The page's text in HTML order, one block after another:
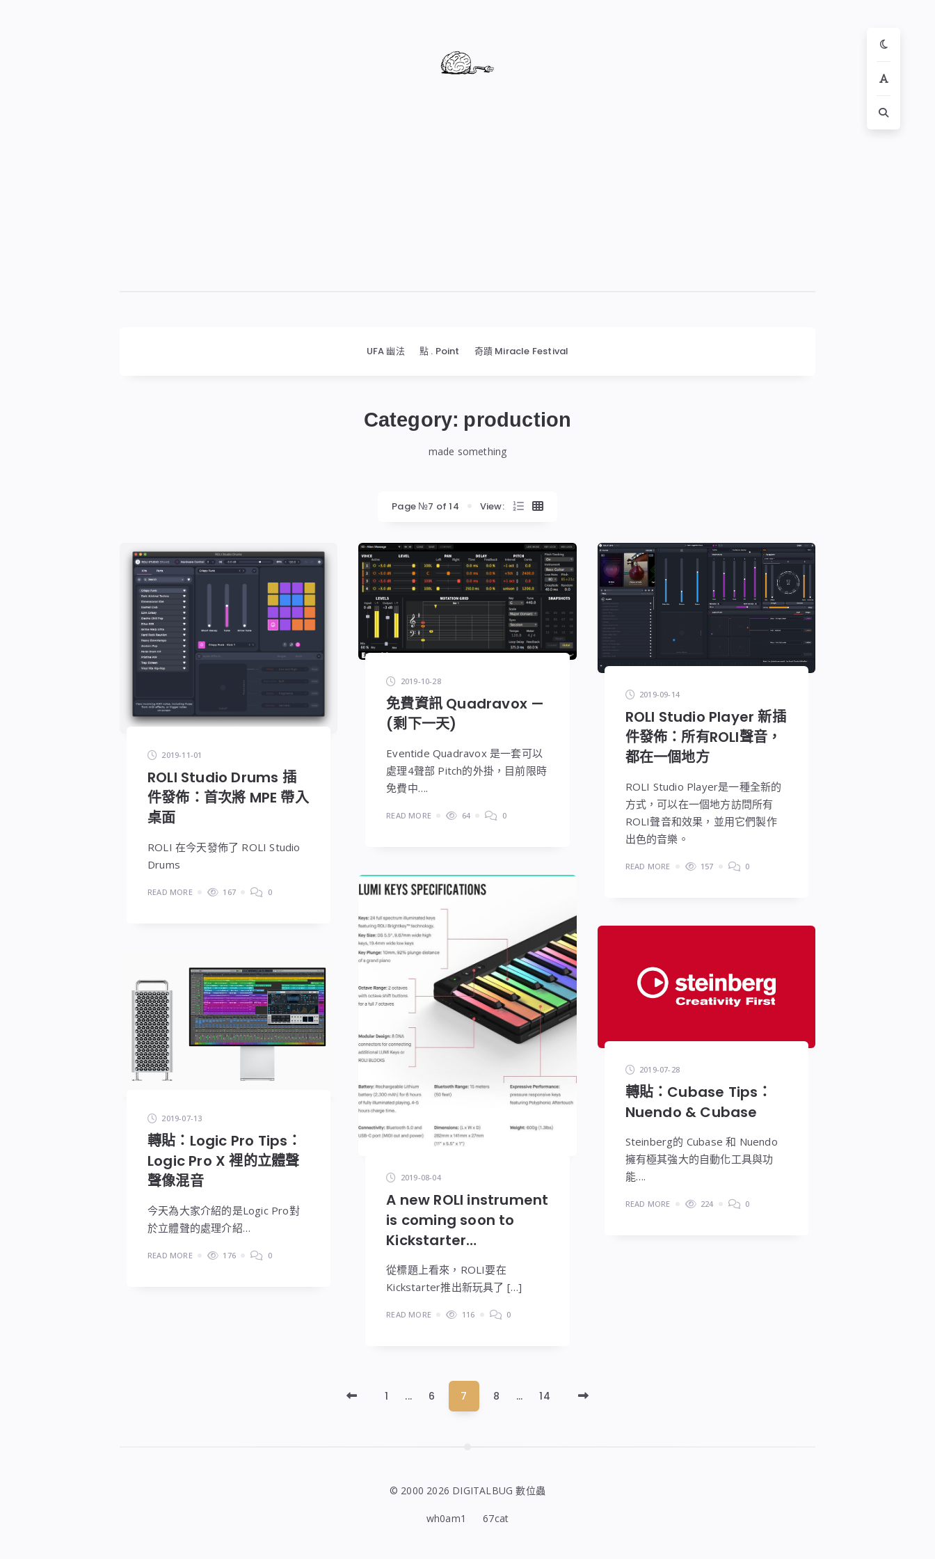
UFA 幽法 點 . Point 奇蹟 Miracle Festival
Category: production
made something
Page №7 of 14 View:
2019-11-01
ROLI Studio Drums 插
件發佈：首次將 MPE 帶入
桌面
ROLI 在今天發佈了 ROLI Studio
Drums
READ MORE 167 0
2019-10-28
免費資訊 Quadravox —
(剩下一天)
Eventide Quadravox 是一套可以
處理4聲部 Pitch的外掛，目前限時
免費中….
READ MORE 64 0
2019-09-14
ROLI Studio Player 新插
件發佈：所有ROLI聲音，
都在一個地方
ROLI Studio Player是一種全新的
方式，可以在一個地方訪問所有
ROLI聲音和效果，並用它們製作
出色的音樂。
READ MORE 157 0
2019-08-04
A new ROLI instrument
is coming soon to
Kickstarter…
從標題上看來，ROLI要在
Kickstarter推出新玩具了 […]
READ MORE 116 0
2019-07-28
轉貼：Cubase Tips：
Nuendo & Cubase
Steinberg的 Cubase 和 Nuendo
擁有極其強大的自動化工具與功
能….
READ MORE 224 0
2019-07-13
轉貼：Logic Pro Tips：
Logic Pro X 裡的立體聲
聲像混音
今天為大家介紹的是Logic Pro對
於立體聲的處理介紹…
READ MORE 176 0
Newer1 ... 6 7 8 ... 14 Older
© 2000 2026 DIGITALBUG 數位蟲
wh0am1 67cat